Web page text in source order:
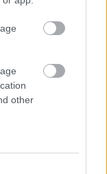
other
a pletykált
be.